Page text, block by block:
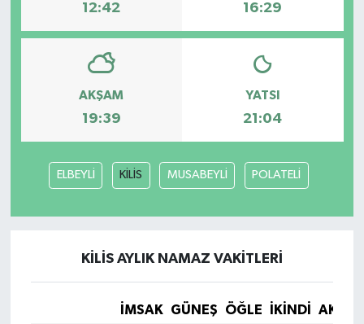
12:42 16:29
AKŞAM
19:39
YATSI
21:04
ELBEYLİ KİLİS MUSABEYLİ POLATELİ
KİLİS AYLIK NAMAZ VAKITLERI
İMSAK GÜNEŞ ÖĞLE İKINDI